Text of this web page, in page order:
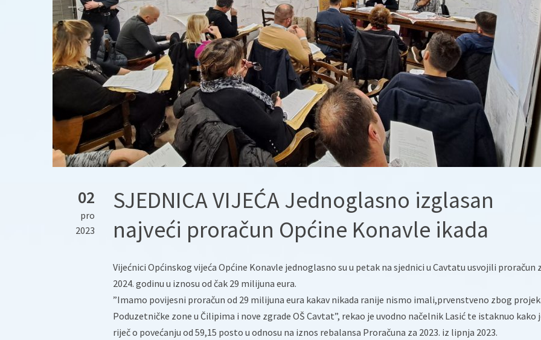
02
pro
2023
SJEDNICA VIJEĆA Jednoglasno izglasan
najveći proračun Općine Konavle ikada
Vijećnici Općinskog vijeća Općine Konavle jednoglasno su u petak na sjednici u Cavtatu usvojili proračun
2024. godinu u iznosu od čak 29 milijuna eura.
”Imamo povijesni proračun od 29 milijuna eura kakav nikada ranije nismo imali,prvenstveno zbog
Poduzetničke zone u Čilipima i nove zgrade OŠ Cavtat”, rekao je uvodno načelnik Lasić te istaknuo kako
riječ o povećanju od 59,15 posto u odnosu na iznos rebalansa Proračuna za 2023. iz lipnja 2023.